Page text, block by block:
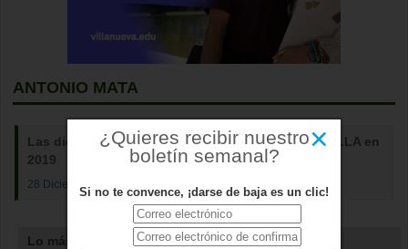
ANTONIO MATA
Las diez noticias más leídas de DIARIO DE BOADILLA en
2019
28 Diciembre 2019
Lo más leído
×
¿Quieres recibir nuestro
boletín semanal?
Si no te convence, ¡darse de baja es un clic!